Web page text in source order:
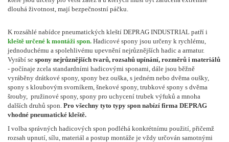
dlouhá životnost, mají bezpečnostní páčku.
K rozsáhlé nabídce pneumatických kleští DEPRAG INDUSTRIAL patří i
kleště určené k montáži spon. Hadicové spony jsou určeny k rychlému,
jednoduchému a spolehlivému upevnění nejrůznějších hadic a armatur.
Vyrábí se spony nejrůznějších tvarů, rozsahů upínání, rozměrů i materiálů
- počínaje zcela standardními hadicovými sponami, dále jsou běžně
vyráběny drátkové spony, spony bez ouška, s jedném nebo dvěma oušky,
spony s kloubovým svorníkem, šnekové spony, trubkové spony s dvěma
šrouby, pružinové spony, spony pro uchycení trubek výfuků a mnoha
dalších druhů spon. Pro všechny tyto typy spon nabízí firma DEPRAG
vhodné pneumatické kleště.
I volba správných hadicových spon podléhá konkrétnímu použití, přičemž
rozsah upnutí, sílu, materiál a postup montáže je vždy určován samotnými